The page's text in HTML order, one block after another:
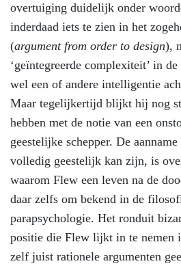
overtuiging duidelijk onder
inderdaad iets te zien in het
(argument from order to design),
‘geïntegreerde complexiteit’ in
wel een of andere intelligentie
Maar tegelijkertijd blijkt hij nog
hebben met de notie van een
geestelijke schepper. De
volledig geestelijk kan zijn, is
waarom Flew een leven na de
daar zelfs om bekend in de
parapsychologie. Het ronduit
positie die Flew lijkt in te nemen
zelf juist rationele argumenten